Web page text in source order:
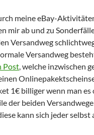
meine eBay-
mir ab und zu
Versandweg
Versandweg
Post, welche inzwischen
1€ billiger wenn man
der beiden
kann sich jeder